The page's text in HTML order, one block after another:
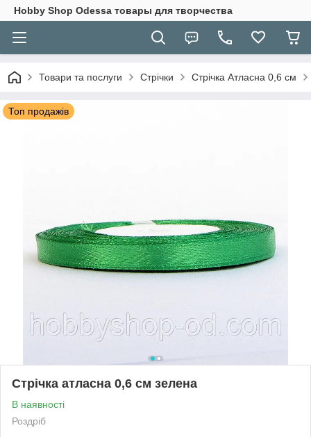
Hobbу Shop Odessa товары для творчества
Товари та послуги Стрічки Стрічка Атласна 0,6 см
Топ продажів
Стрічка атласна 0,6 см зелена
В наявності
Роздріб